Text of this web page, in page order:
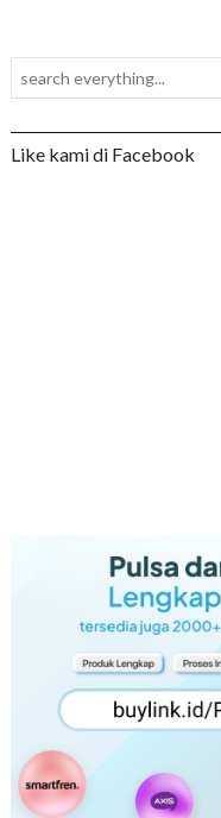
Like kami di Facebook